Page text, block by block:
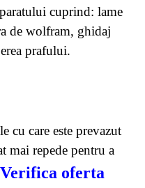
cuprind: lame
de wolfram, ghidaj
prafului.
care este prevazut
mai repede pentru a
Verifica oferta